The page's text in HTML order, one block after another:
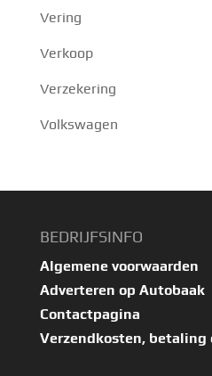
Vering
Verkoop
Verzekering
Volkswagen
BEDRIJFSINFO
Algemene voorwaarden
Adverteren op Autobaak
Contactpagina
Verzendkosten, betaling